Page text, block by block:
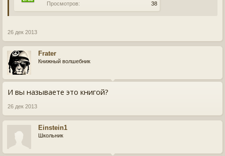
Просмотров:
38
26 дек 2013
Frater
Книжный волшебник
И вы называете это книгой?
26 дек 2013
Einstein1
Школьник